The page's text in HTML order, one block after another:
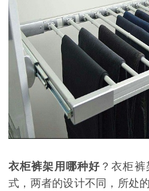
衣柜裤架用哪种好 ？衣柜
式，两者的设计不同，所处